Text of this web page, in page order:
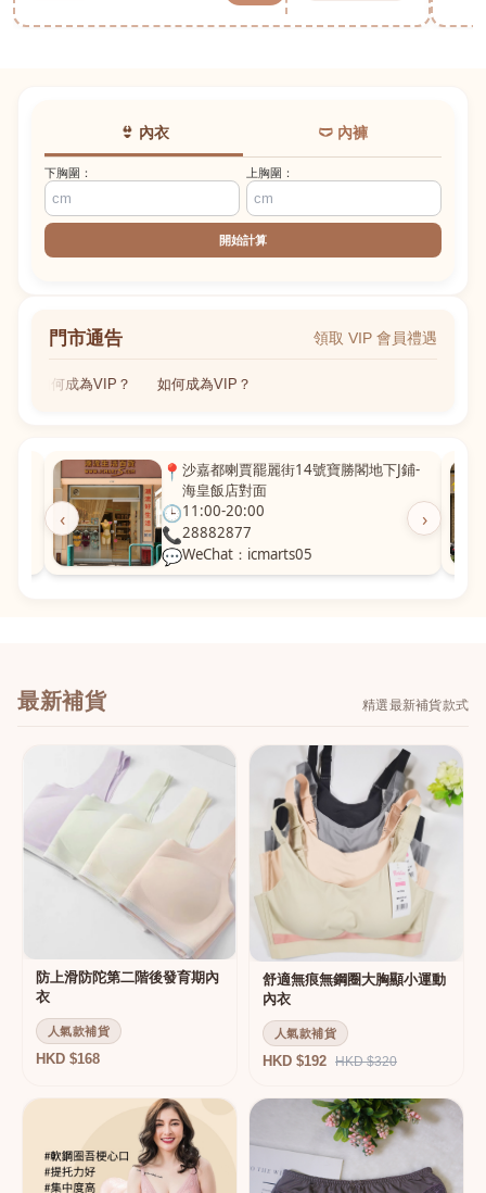
👙 內衣 🩲 內褲
下胸圍： 上胸圍：
開始計算
門市通告 領取 VIP 會員禮遇
如何成為VIP？ 如何成為VIP？
‹ ›
📍 沙嘉都喇賈罷麗街14號寶勝閣地下J鋪-
海皇飯店對面
🕒11:00-20:00
📞28882877
💬WeChat：icmarts05
最新補貨 精選最新補貨款式
防上滑防陀第二階後發育期內
衣
人氣款補貨
HKD $168
舒適無痕無鋼圈大胸顯小運動
內衣
人氣款補貨
HKD $192 HKD $320